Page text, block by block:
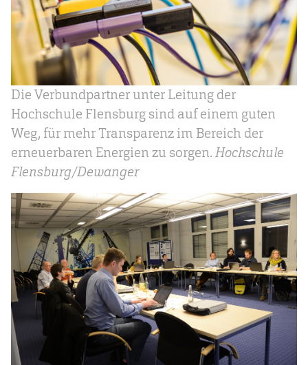
Die Verbundpartner unter Leitung der
Hochschule Flensburg sind auf einem guten
Weg, für mehr Transparenz im Bereich der
erneuerbaren Energien zu sorgen. Hochschule
Flensburg/Dewanger